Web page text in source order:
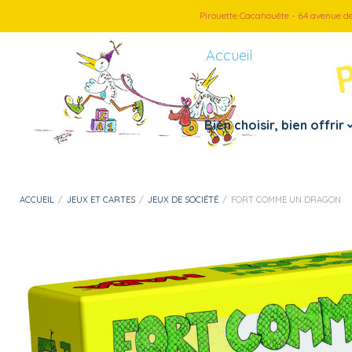
Pirouette Cacahouète - 64 avenue
Accueil
Bien choisir, bien offrir
– Instruments de musiques
– Jouets de bain
– Motricité fine
– Mes premiers pas
– Loisirs créatif
– Jeux et cartes
– Jeux d’extérieur
ACCUEIL / JEUX ET CARTES / JEUX DE SOCIÉTÉ / FORT COMME UN DRAGON